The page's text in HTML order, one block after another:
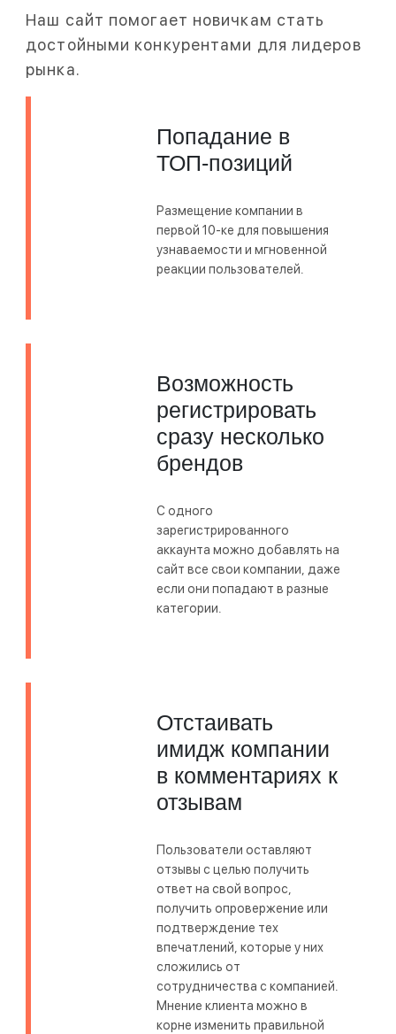
Наш сайт помогает новичкам стать
достойными конкурентами для лидеров
рынка.
Попадание в
ТОП-позиций
Размещение компании в
первой 10-ке для повышения
узнаваемости и мгновенной
реакции пользователей.
Возможность
регистрировать
сразу несколько
брендов
С одного
зарегистрированного
аккаунта можно добавлять на
сайт все свои компании, даже
если они попадают в разные
категории.
Отстаивать
имидж компании
в комментариях к
отзывам
Пользователи оставляют
отзывы с целью получить
ответ на свой вопрос,
получить опровержение или
подтверждение тех
впечатлений, которые у них
сложились от
сотрудничества с компанией.
Мнение клиента можно в
корне изменить правильной